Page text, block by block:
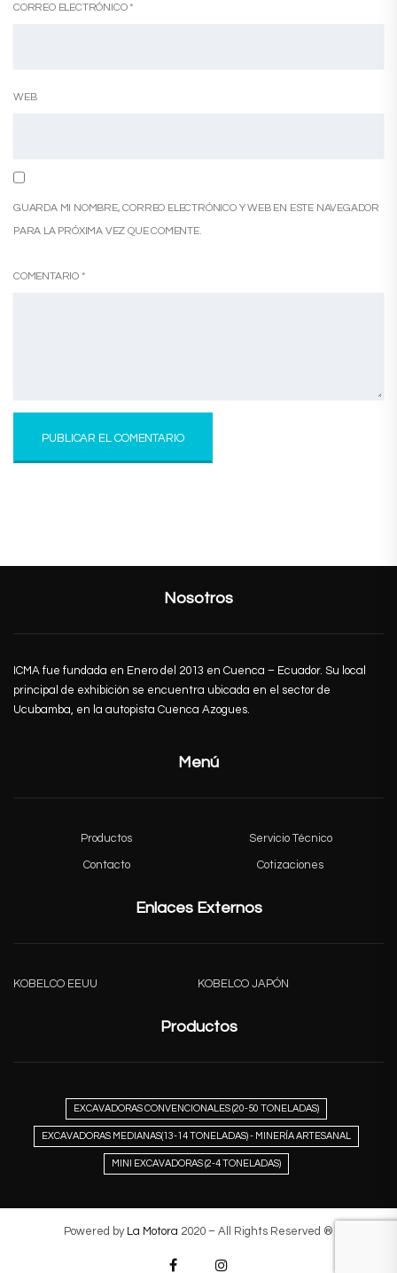
CORREO ELECTRÓNICO*
WEB
GUARDA MI NOMBRE, CORREO ELECTRÓNICO Y WEB EN ESTE NAVEGADOR
PARA LA PRÓXIMA VEZ QUE COMENTE.
COMENTARIO *
Nosotros
ICMA fue fundada en Enero del 2013 en Cuenca – Ecuador. Su local
principal de exhibición se encuentra ubicada en el sector de
Ucubamba, en la autopista Cuenca Azogues.
Menú
Productos Servicio Técnico
Contacto Cotizaciones
Enlaces Externos
KOBELCO EEUU KOBELCO JAPÓN
Productos
EXCAVADORAS CONVENCIONALES (20-50 TONELADAS)
EXCAVADORAS MEDIANAS(13-14 TONELADAS) - MINERÍA ARTESANAL
MINI EXCAVADORAS (2-4 TONELADAS)
Powered by La Motora 2020 – All Rights Reserved ®